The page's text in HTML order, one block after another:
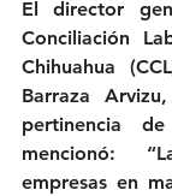
El director
Conciliación
Chihuahua
Barraza
pertinencia
mencionó:
empresas en